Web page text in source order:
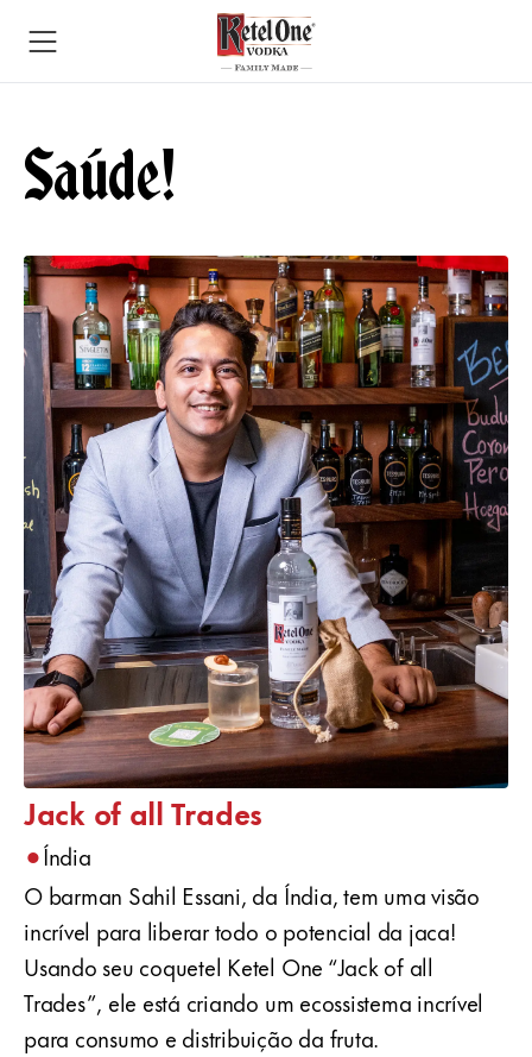
Saúde!
Jack of all Trades
•Índia
O barman Sahil Essani, da Índia, tem uma visão
incrível para liberar todo o potencial da jaca!
Usando seu coquetel Ketel One “Jack of all
Trades”, ele está criando um ecossistema incrível
para consumo e distribuição da fruta.